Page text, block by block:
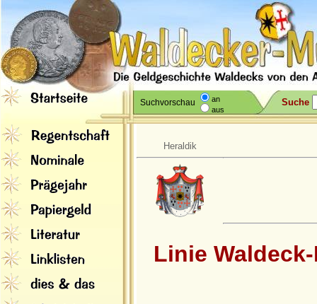
Suchvorschau
an
aus
Suche
Heraldik
Linie